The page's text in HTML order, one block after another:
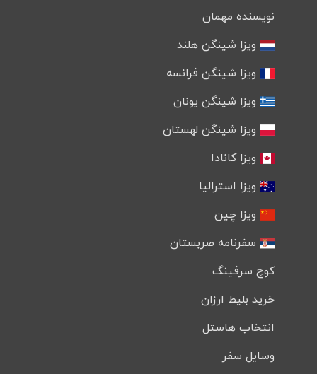
نویسنده مهمان
ویزا شینگن هلند
ویزا شینگن فرانسه
ویزا شینگن یونان
ویزا شینگن لهستان
ویزا کانادا
ویزا استرالیا
ویزا چین
سفرنامه صربستان
کوچ سرفینگ
خرید بلیط ارزان
انتخاب هاستل
وسایل سفر